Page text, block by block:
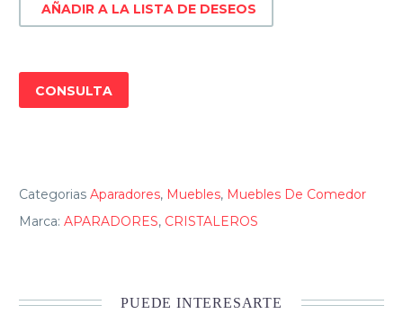
AÑADIR A LA LISTA DE DESEOS
CONSULTA
Categorias Aparadores, Muebles, Muebles De Comedor
Marca: APARADORES, CRISTALEROS
PUEDE INTERESARTE